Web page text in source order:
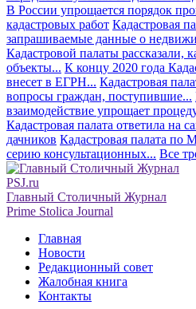
В России упрощается порядок
кадастровых работ Кадастровая
запрашиваемые данные о
Кадастровой палаты рассказали,
объекты... К концу 2020 года
внесет в ЕГРН... Кадастровая
вопросы граждан, поступившие...
взаимодействие упрощает
Кадастровая палата ответила на
дачников Кадастровая палата по
серию консультационных... Все
PSJ.ru
Главный Столичный Журнал
Prime Stolica Journal
Главная
Новости
Редакционный совет
Жалобная книга
Контакты